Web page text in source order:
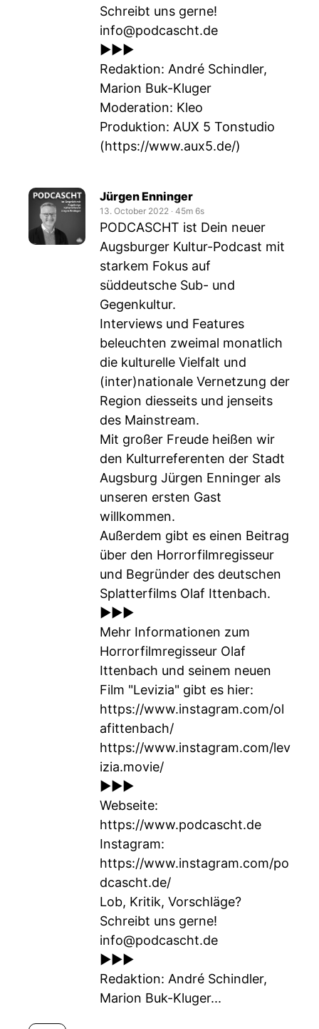
Schreibt uns gerne!
info@podcascht.de
►►►
Redaktion: André Schindler,
Marion Buk-Kluger
Moderation: Kleo
Produktion: AUX 5 Tonstudio
(https://www.aux5.de/)
Jürgen Enninger
13. October 2022 ‧ 45m 6s
PODCASCHT ist Dein neuer
Augsburger Kultur-Podcast mit
starkem Fokus auf
süddeutsche Sub- und
Gegenkultur.
Interviews und Features
beleuchten zweimal monatlich
die kulturelle Vielfalt und
(inter)nationale Vernetzung der
Region diesseits und jenseits
des Mainstream.
Mit großer Freude heißen wir
den Kulturreferenten der Stadt
Augsburg Jürgen Enninger als
unseren ersten Gast
willkommen.
Außerdem gibt es einen Beitrag
über den Horrorfilmregisseur
und Begründer des deutschen
Splatterfilms Olaf Ittenbach.
►►►
Mehr Informationen zum
Horrorfilmregisseur Olaf
Ittenbach und seinem neuen
Film "Levizia" gibt es hier:
https://www.instagram.com/ol
afittenbach/
https://www.instagram.com/lev
izia.movie/
►►►
Webseite:
https://www.podcascht.de
Instagram:
https://www.instagram.com/po
dcascht.de/
Lob, Kritik, Vorschläge?
Schreibt uns gerne!
info@podcascht.de
►►►
Redaktion: André Schindler,
Marion Buk-Kluger...